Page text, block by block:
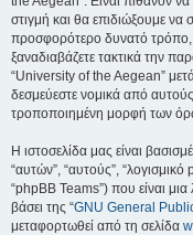
στιγμή και θα επιδιώξουμε
προσφορότερο δυνατό
ξαναδιαβάζετε τακτικά την
“University of the Aegean” μετά
δεσμεύεστε νομικά από
τροποποιημένη μορφή των
Η ιστοσελίδα μας είναι
“αυτών”, “αυτούς”,
“phpBB Teams”) που είναι
βάσει της “GNU General
μεταφορτωθεί από τη σελίδα